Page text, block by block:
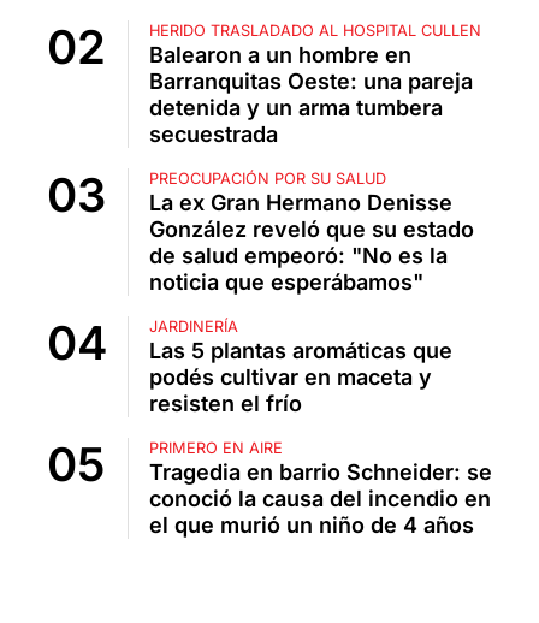
HERIDO TRASLADADO AL HOSPITAL CULLEN
Balearon a un hombre en
Barranquitas Oeste: una pareja
detenida y un arma tumbera
secuestrada
PREOCUPACIÓN POR SU SALUD
La ex Gran Hermano Denisse
González reveló que su estado
de salud empeoró: "No es la
noticia que esperábamos"
JARDINERÍA
Las 5 plantas aromáticas que
podés cultivar en maceta y
resisten el frío
PRIMERO EN AIRE
Tragedia en barrio Schneider: se
conoció la causa del incendio en
el que murió un niño de 4 años